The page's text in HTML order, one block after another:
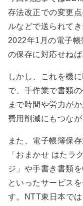
存法改正での変更
ルなどで送られて
2022年1月の電子
の保存に対応せねば
しかし、これを機
で、手作業で書類
まで時間や労力が
費用削減にもつなが
また、電子帳簿保
「おまかせ はたラ
ジ」や手書き書類
といったサービス
す。NTT東日本で